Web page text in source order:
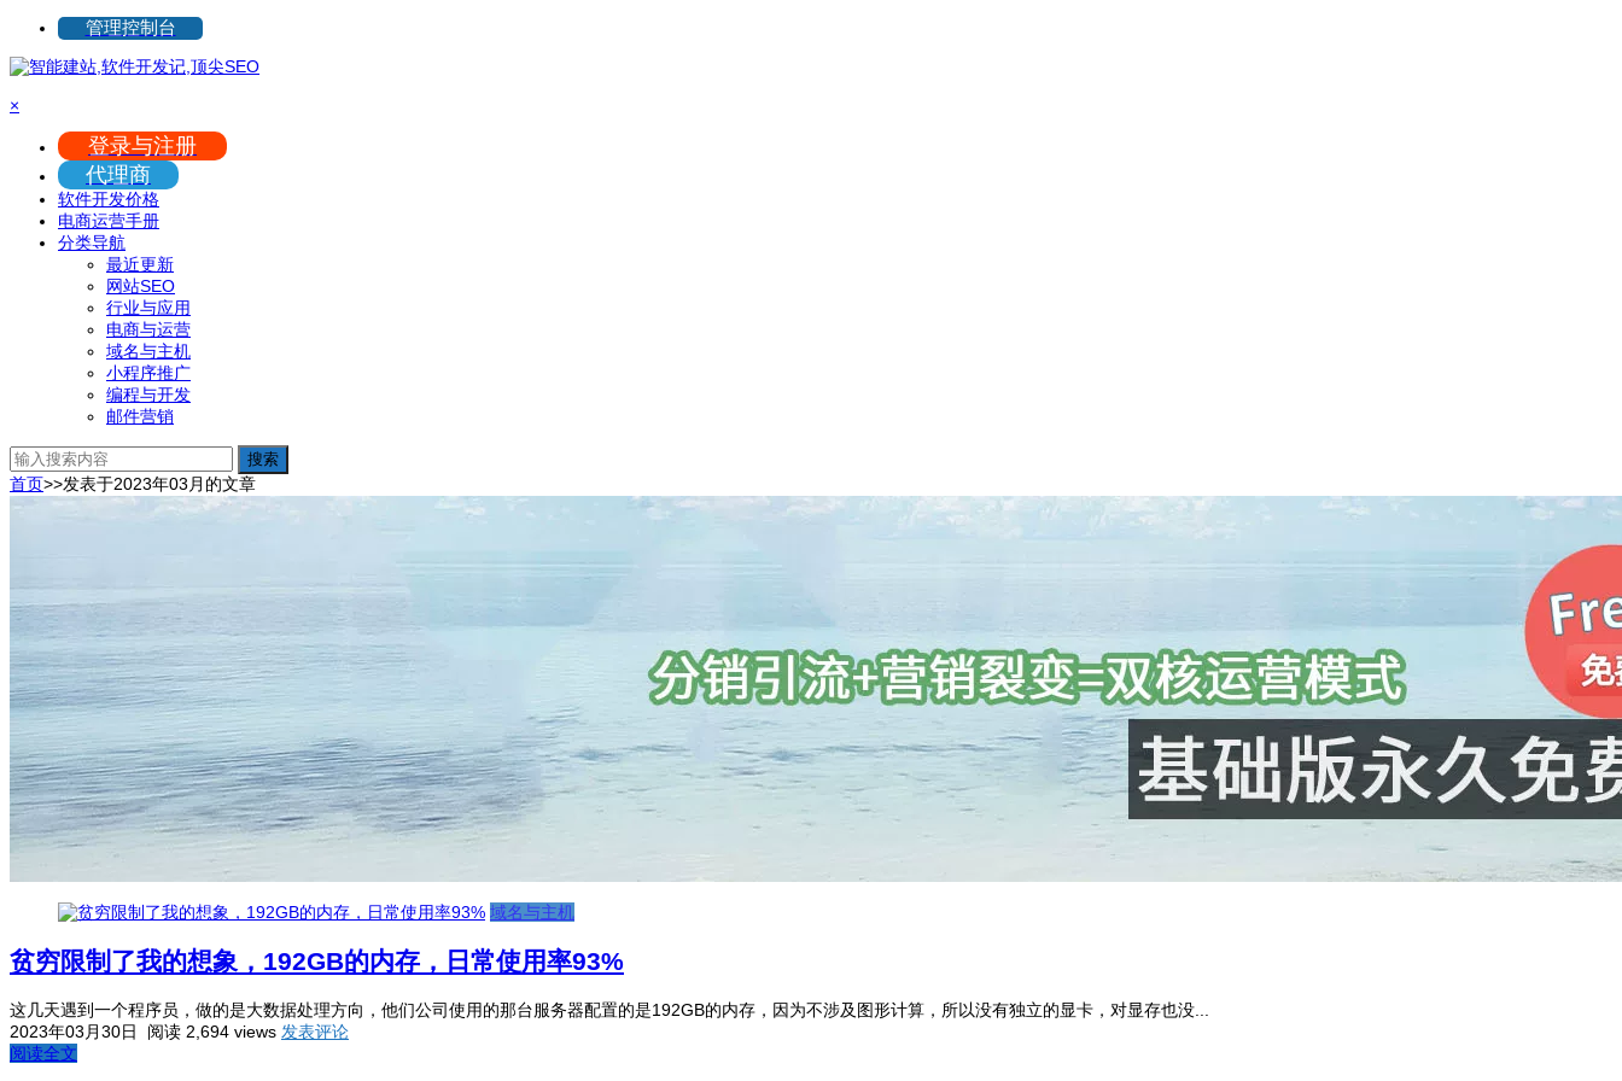
管理控制台
×
登录与注册
代理商
软件开发价格
电商运营手册
分类导航
最近更新
网站SEO
行业与应用
电商与运营
域名与主机
小程序推广
编程与开发
邮件营销
搜索
首页>>发表于2023年03月的文章
域名与主机
贫穷限制了我的想象，192GB的内存，日常使用率93%
这几天遇到一个程序员，做的是大数据处理方向，他们公司使用的那台服务器配置的是192GB的内存，因为不涉及图形计算，所以没有独立的显卡，对显存也没...
2023年03月30日
阅读 2,694 views 发表评论
阅读全文